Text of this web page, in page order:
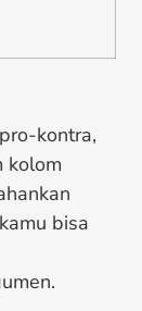
kontra,
kolom
bisa